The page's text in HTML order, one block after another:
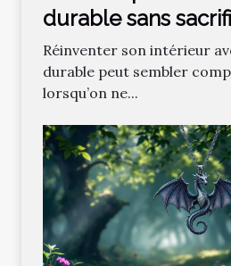
durable sans
Réinventer son intérieur
durable peut sembler
lorsqu’on ne...